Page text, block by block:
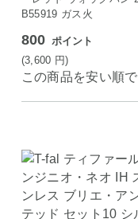
B55919 ガス火
800 ポイント
(3,600 円)
この商品を安い順